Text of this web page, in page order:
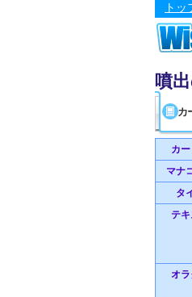
トッ
噴
カ
カ
マナ
タ
テキ
オ